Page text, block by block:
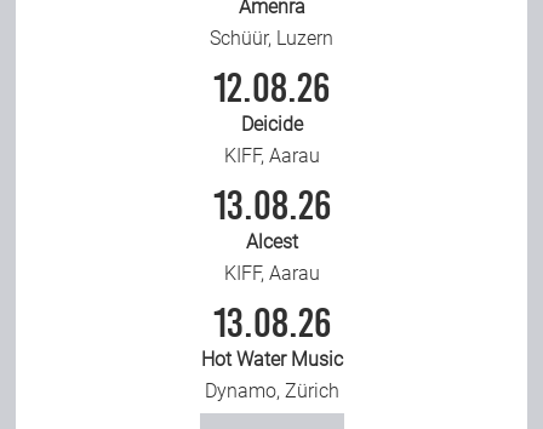
Amenra
Schüür, Luzern
12.08.26
Deicide
KIFF, Aarau
13.08.26
Alcest
KIFF, Aarau
13.08.26
Hot Water Music
Dynamo, Zürich